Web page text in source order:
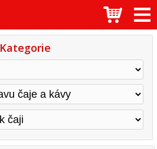
Kategorie